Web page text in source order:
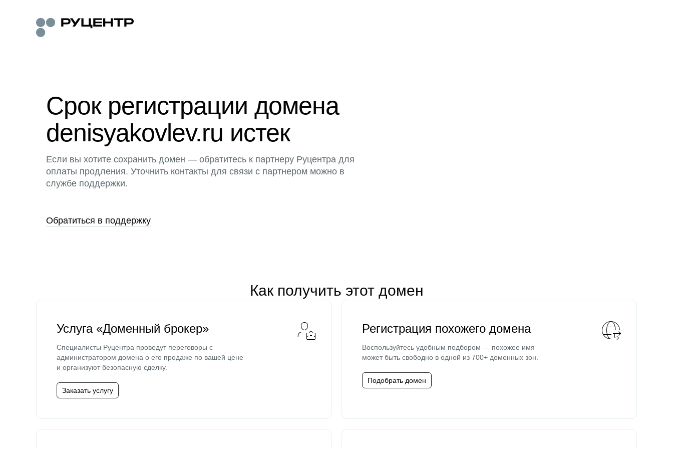
Срок регистрации домена
denisyakovlev.ru истек
Если вы хотите сохранить домен — обратитесь к партнеру Руцентра для
оплаты продления. Уточнить контакты для связи с партнером можно в
службе поддержки.
Обратиться в поддержку
Как получить этот домен
Услуга «Доменный брокер»
Специалисты Руцентра проведут переговоры с
администратором домена о его продаже по вашей цене
и организуют безопасную сделку.
Заказать услугу
Регистрация похожего домена
Воспользуйтесь удобным подбором — похожее имя
может быть свободно в одной из 700+ доменных зон.
Подобрать домен